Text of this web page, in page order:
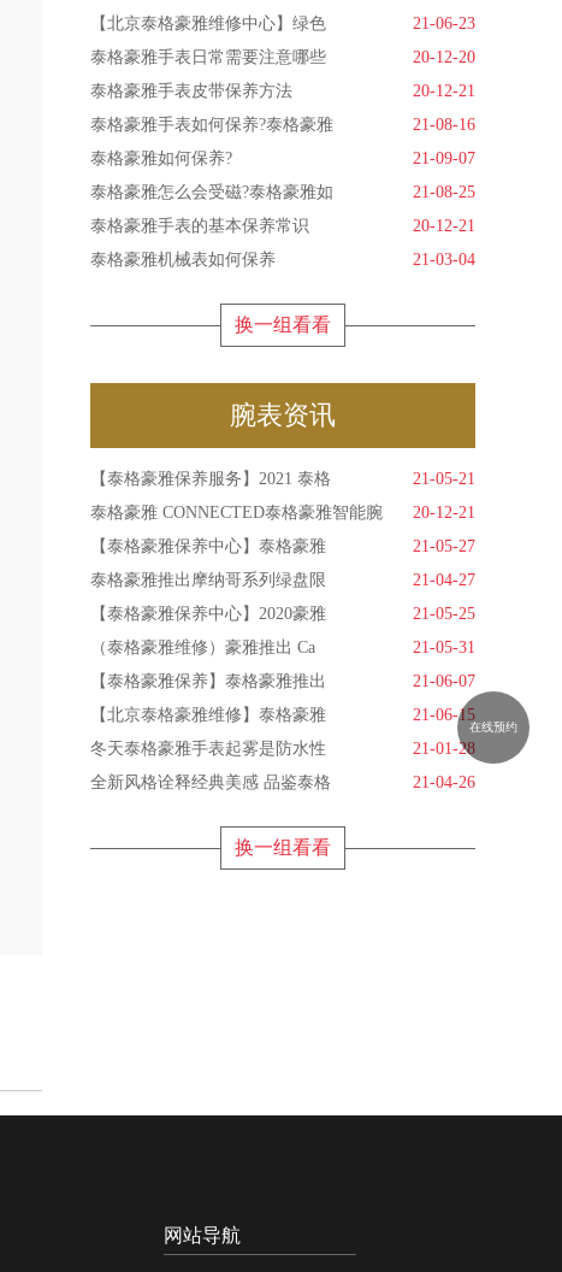
【北京泰格豪雅维修中心】绿色
21-06-23
泰格豪雅手表日常需要注意哪些
20-12-20
泰格豪雅手表皮带保养方法
20-12-21
泰格豪雅手表如何保养?泰格豪雅
21-08-16
泰格豪雅如何保养?
21-09-07
泰格豪雅怎么会受磁?泰格豪雅如
21-08-25
泰格豪雅手表的基本保养常识
20-12-21
泰格豪雅机械表如何保养
21-03-04
换一组看看
腕表资讯
【泰格豪雅保养服务】2021 泰格
21-05-21
泰格豪雅 CONNECTED泰格豪雅智能腕
20-12-21
【泰格豪雅保养中心】泰格豪雅
21-05-27
泰格豪雅推出摩纳哥系列绿盘限
21-04-27
【泰格豪雅保养中心】2020豪雅
21-05-25
（泰格豪雅维修）豪雅推出 Ca
21-05-31
【泰格豪雅保养】泰格豪雅推出
21-06-07
【北京泰格豪雅维修】泰格豪雅
21-06-15
冬天泰格豪雅手表起雾是防水性
21-01-28
全新风格诠释经典美感 品鉴泰格
21-04-26
换一组看看
网站导航
在线预约